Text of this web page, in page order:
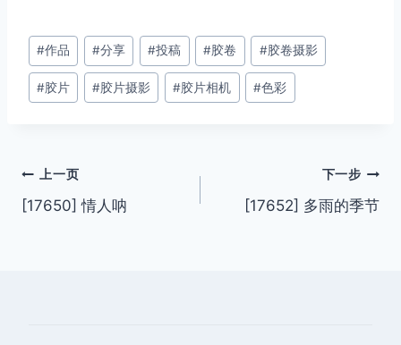
文
章
标
#作品 #分享 #投稿 #胶卷 #胶卷摄影
#胶片 #胶片摄影 #胶片相机 #色彩
文
章
上一页
[17650] 情人呐
下一步
[17652] 多雨的季节